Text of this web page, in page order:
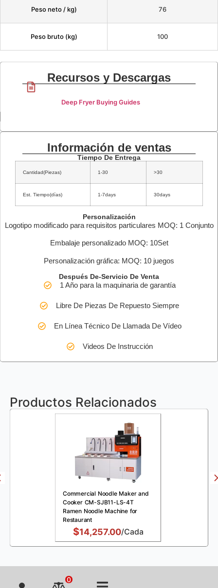
Peso neto / kg) 76
Peso bruto (kg) 100
Recursos y Descargas
Deep Fryer Buying Guides
Información de ventas
Tiempo De Entrega
Cantidad(Piezas) 1-30 >30
Est. Tiempo(días) 1-7days 30days
Personalización
Logotipo modificado para requisitos particulares MOQ: 1 Conjunto
Embalaje personalizado MOQ: 10Set
Personalización gráfica: MOQ: 10 juegos
Después De-Servicio De Venta
1 Año para la maquinaria de garantía
Libre De Piezas De Repuesto Siempre
En Línea Técnico De Llamada De Vídeo
Videos De Instrucción
Productos Relacionados
Commercial Noodle Maker and
Cooker CM-SJB11-LS-4T
Ramen Noodle Machine for
Restaurant
$14,257.00/Cada
0